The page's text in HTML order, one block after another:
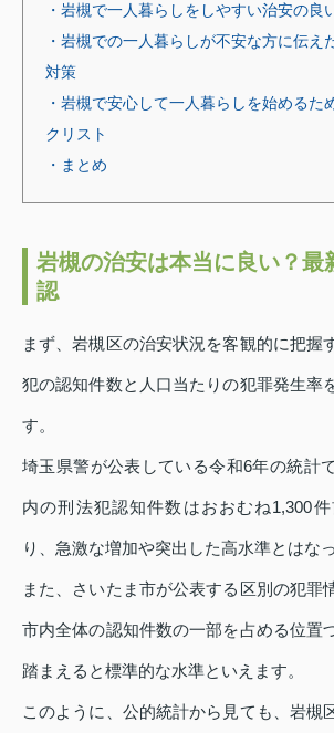
・岩槻で一人暮らしをしやすい治安の良
・岩槻での一人暮らしが不安な方に伝え
対策
・岩槻で安心して一人暮らしを始めるた
クリスト
・まとめ
岩槻の治安は本当に良い？最
認
まず、岩槻区の治安状況を客観的に把握
犯の認知件数と人口当たりの犯罪発生率
す。
埼玉県警が公表している令和6年の統計
内の刑法犯認知件数はおおむね1,300
り、急激な増加や突出した高水準とはな
また、さいたま市が公表する区別の犯罪
市内全体の認知件数の一部を占める位置
踏まえると標準的な水準といえます。
このように、公的統計から見ても、岩槻